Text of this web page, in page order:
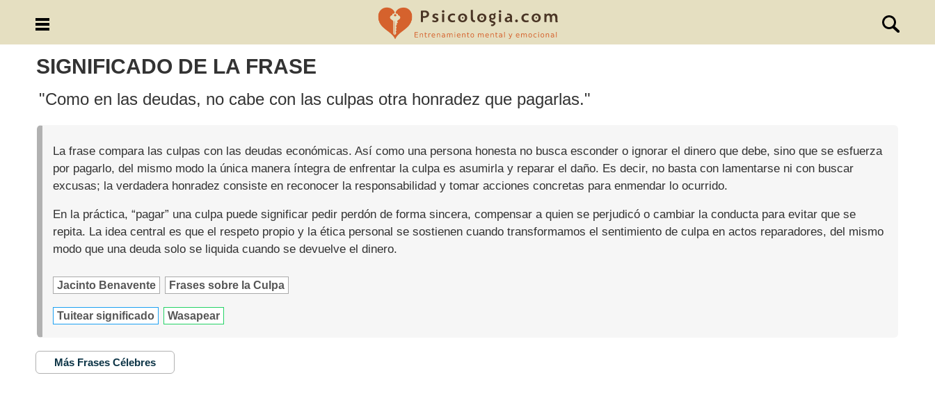
SIGNIFICADO DE LA FRASE
"Como en las deudas, no cabe con las culpas otra honradez que pagarlas."
La frase compara las culpas con las deudas económicas. Así como una persona honesta no busca esconder o ignorar el dinero que debe, sino que se esfuerza
por pagarlo, del mismo modo la única manera íntegra de enfrentar la culpa es asumirla y reparar el daño. Es decir, no basta con lamentarse ni con buscar
excusas; la verdadera honradez consiste en reconocer la responsabilidad y tomar acciones concretas para enmendar lo ocurrido.
En la práctica, “pagar” una culpa puede significar pedir perdón de forma sincera, compensar a quien se perjudicó o cambiar la conducta para evitar que se
repita. La idea central es que el respeto propio y la ética personal se sostienen cuando transformamos el sentimiento de culpa en actos reparadores, del mismo
modo que una deuda solo se liquida cuando se devuelve el dinero.
Jacinto Benavente Frases sobre la Culpa
Tuitear significado Wasapear
Más Frases Célebres